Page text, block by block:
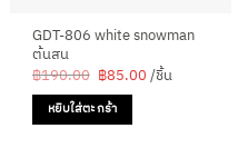
GDT-806 white snowman
ต้นสน
฿190.00 Original
price
was:
฿190.00.
฿85.00Current
price
/ชิ้น
หยิบใส่ตะกร้า